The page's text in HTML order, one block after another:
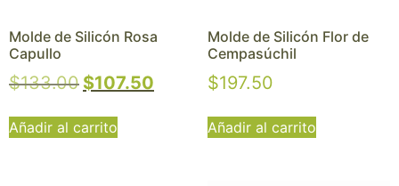
Molde de Silicón Rosa
Capullo
$133.00 $107.50
Añadir al carrito
Molde de Silicón Flor de
Cempasúchil
$197.50
Añadir al carrito